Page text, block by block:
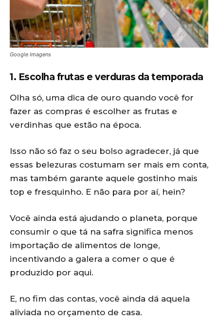
Google Imagens
1. Escolha frutas e verduras da temporada
Olha só, uma dica de ouro quando você for
fazer as compras é escolher as frutas e
verdinhas que estão na época.
Isso não só faz o seu bolso agradecer, já que
essas belezuras costumam ser mais em conta,
mas também garante aquele gostinho mais
top e fresquinho. E não para por aí, hein?
Você ainda está ajudando o planeta, porque
consumir o que tá na safra significa menos
importação de alimentos de longe,
incentivando a galera a comer o que é
produzido por aqui.
E, no fim das contas, você ainda dá aquela
aliviada no orçamento de casa.